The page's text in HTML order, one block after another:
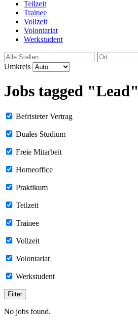
Teilzeit
Trainee
Vollzeit
Volontariat
Werkstudent
Umkreis
Jobs tagged "Lead"
Befristeter Vertrag
Duales Studium
Freie Mitarbeit
Homeoffice
Praktikum
Teilzeit
Trainee
Vollzeit
Volontariat
Werkstudent
No jobs found.